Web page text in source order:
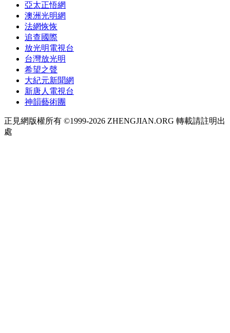
亞太正悟網
澳洲光明網
法網恢恢
追查國際
放光明電視台
台灣放光明
希望之聲
大紀元新聞網
新唐人電視台
神韻藝術團
正見網版權所有 ©1999-2026 ZHENGJIAN.ORG 轉載請註明出
處